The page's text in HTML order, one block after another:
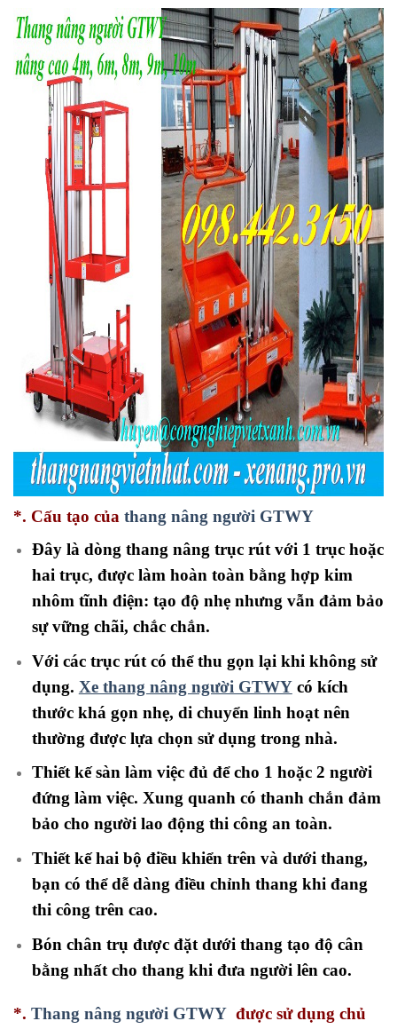
*. Cấu tạo của thang nâng người GTWY
Đây là dòng thang nâng trục rút với 1 trục hoặc
hai trục, được làm hoàn toàn bằng hợp kim
nhôm tĩnh điện: tạo độ nhẹ nhưng vẫn đảm bảo
sự vững chãi, chắc chắn.
Với các trục rút có thể thu gọn lại khi không sử
dụng. Xe thang nâng người GTWY có kích
thước khá gọn nhẹ, di chuyển linh hoạt nên
thường được lựa chọn sử dụng trong nhà.
Thiết kế sàn làm việc đủ để cho 1 hoặc 2 người
đứng làm việc. Xung quanh có thanh chắn đảm
bảo cho người lao động thi công an toàn.
Thiết kế hai bộ điều khiển trên và dưới thang,
bạn có thể dễ dàng điều chỉnh thang khi đang
thi công trên cao.
Bón chân trụ được đặt dưới thang tạo độ cân
bằng nhất cho thang khi đưa người lên cao.
*. Thang nâng người GTWY được sử dụng chủ